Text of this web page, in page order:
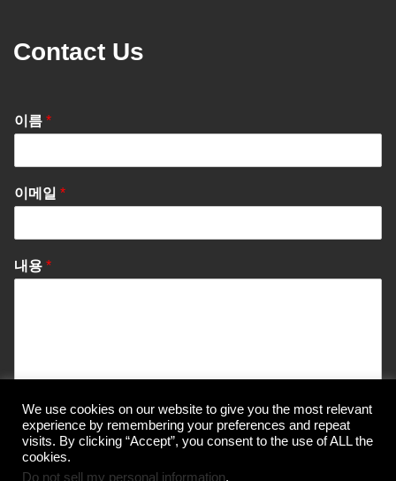
Contact Us
이름 *
이메일 *
내용 *
Send Message
We use cookies on our website to give you the most relevant
experience by remembering your preferences and repeat
visits. By clicking “Accept”, you consent to the use of ALL the
cookies.
Do not sell my personal information.